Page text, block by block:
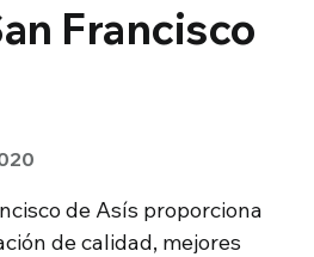
Francisco
de Asís proporciona
de calidad, mejores